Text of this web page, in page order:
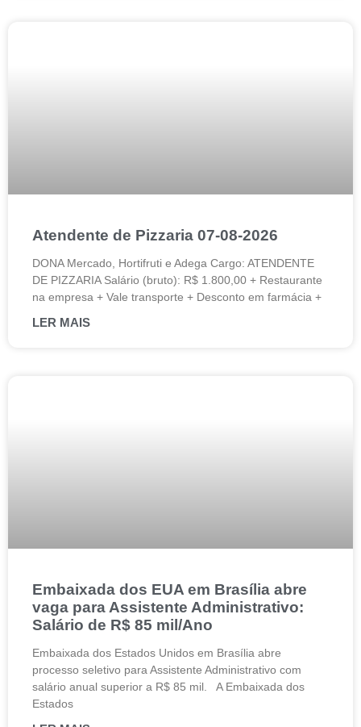
Atendente de Pizzaria 07-08-2026
DONA Mercado, Hortifruti e Adega Cargo: ATENDENTE
DE PIZZARIA Salário (bruto): R$ 1.800,00 + Restaurante
na empresa + Vale transporte + Desconto em farmácia +
LER MAIS
Embaixada dos EUA em Brasília abre
vaga para Assistente Administrativo:
Salário de R$ 85 mil/Ano
Embaixada dos Estados Unidos em Brasília abre
processo seletivo para Assistente Administrativo com
salário anual superior a R$ 85 mil. A Embaixada dos
Estados